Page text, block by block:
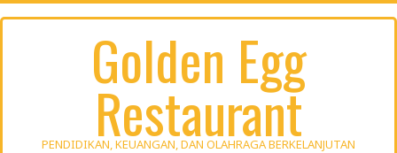
Skip
Golden Egg
Restaurant
PENDIDIKAN, KEUANGAN, DAN OLAHRAGA BERKELANJUTAN